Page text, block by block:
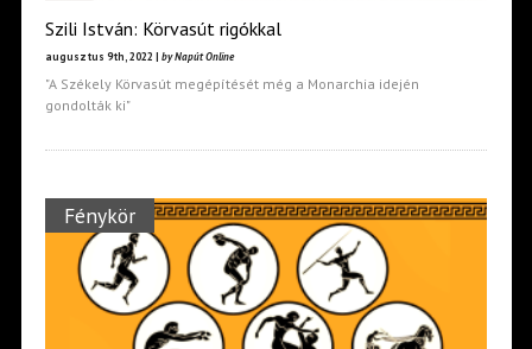
Szili István: Körvasút rigókkal
augusztus 9th, 2022 | by Napút Online
"A Székely Körvasút megépítését még a Monarchia idején
gondolták ki"
Fénykör